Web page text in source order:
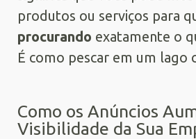
produtos ou serviços para
procurando exatamente o
É como pescar em um lago
Como os Anúncios
Visibilidade da Sua